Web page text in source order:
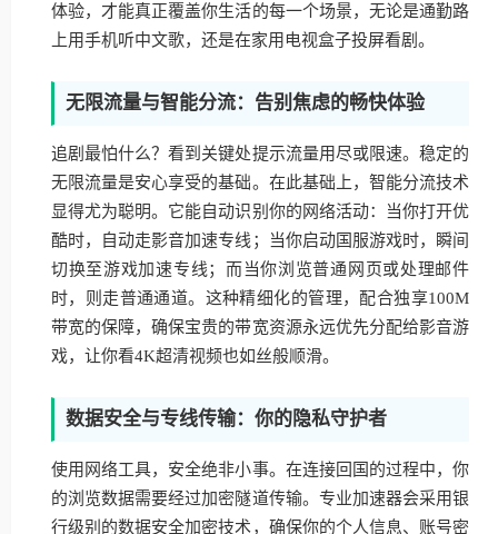
体验，才能真正覆盖你生活的每一个场景，无论是通勤路
上用手机听中文歌，还是在家用电视盒子投屏看剧。
无限流量与智能分流：告别焦虑的畅快体验
追剧最怕什么？看到关键处提示流量用尽或限速。稳定的
无限流量是安心享受的基础。在此基础上，智能分流技术
显得尤为聪明。它能自动识别你的网络活动：当你打开优
酷时，自动走影音加速专线；当你启动国服游戏时，瞬间
切换至游戏加速专线；而当你浏览普通网页或处理邮件
时，则走普通通道。这种精细化的管理，配合独享100M
带宽的保障，确保宝贵的带宽资源永远优先分配给影音游
戏，让你看4K超清视频也如丝般顺滑。
数据安全与专线传输：你的隐私守护者
使用网络工具，安全绝非小事。在连接回国的过程中，你
的浏览数据需要经过加密隧道传输。专业加速器会采用银
行级别的数据安全加密技术，确保你的个人信息、账号密